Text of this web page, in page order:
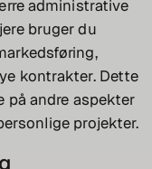
administrative
bruger du
kontrakter. Dette
på andre aspekter
projekter.